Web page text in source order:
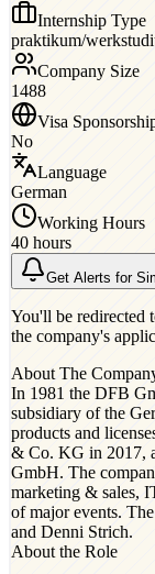
Internship Type
praktikum/
Company Size
1488
Visa
No
Language
German
Working Hours
40 hours
Get Alerts for
You'll be redirected
the company's
About The
In 1981 the DFB
subsidiary of the
products and
& Co. KG in 2017,
GmbH. The
marketing & sales,
of major events.
and Denni Strich.
About the Role